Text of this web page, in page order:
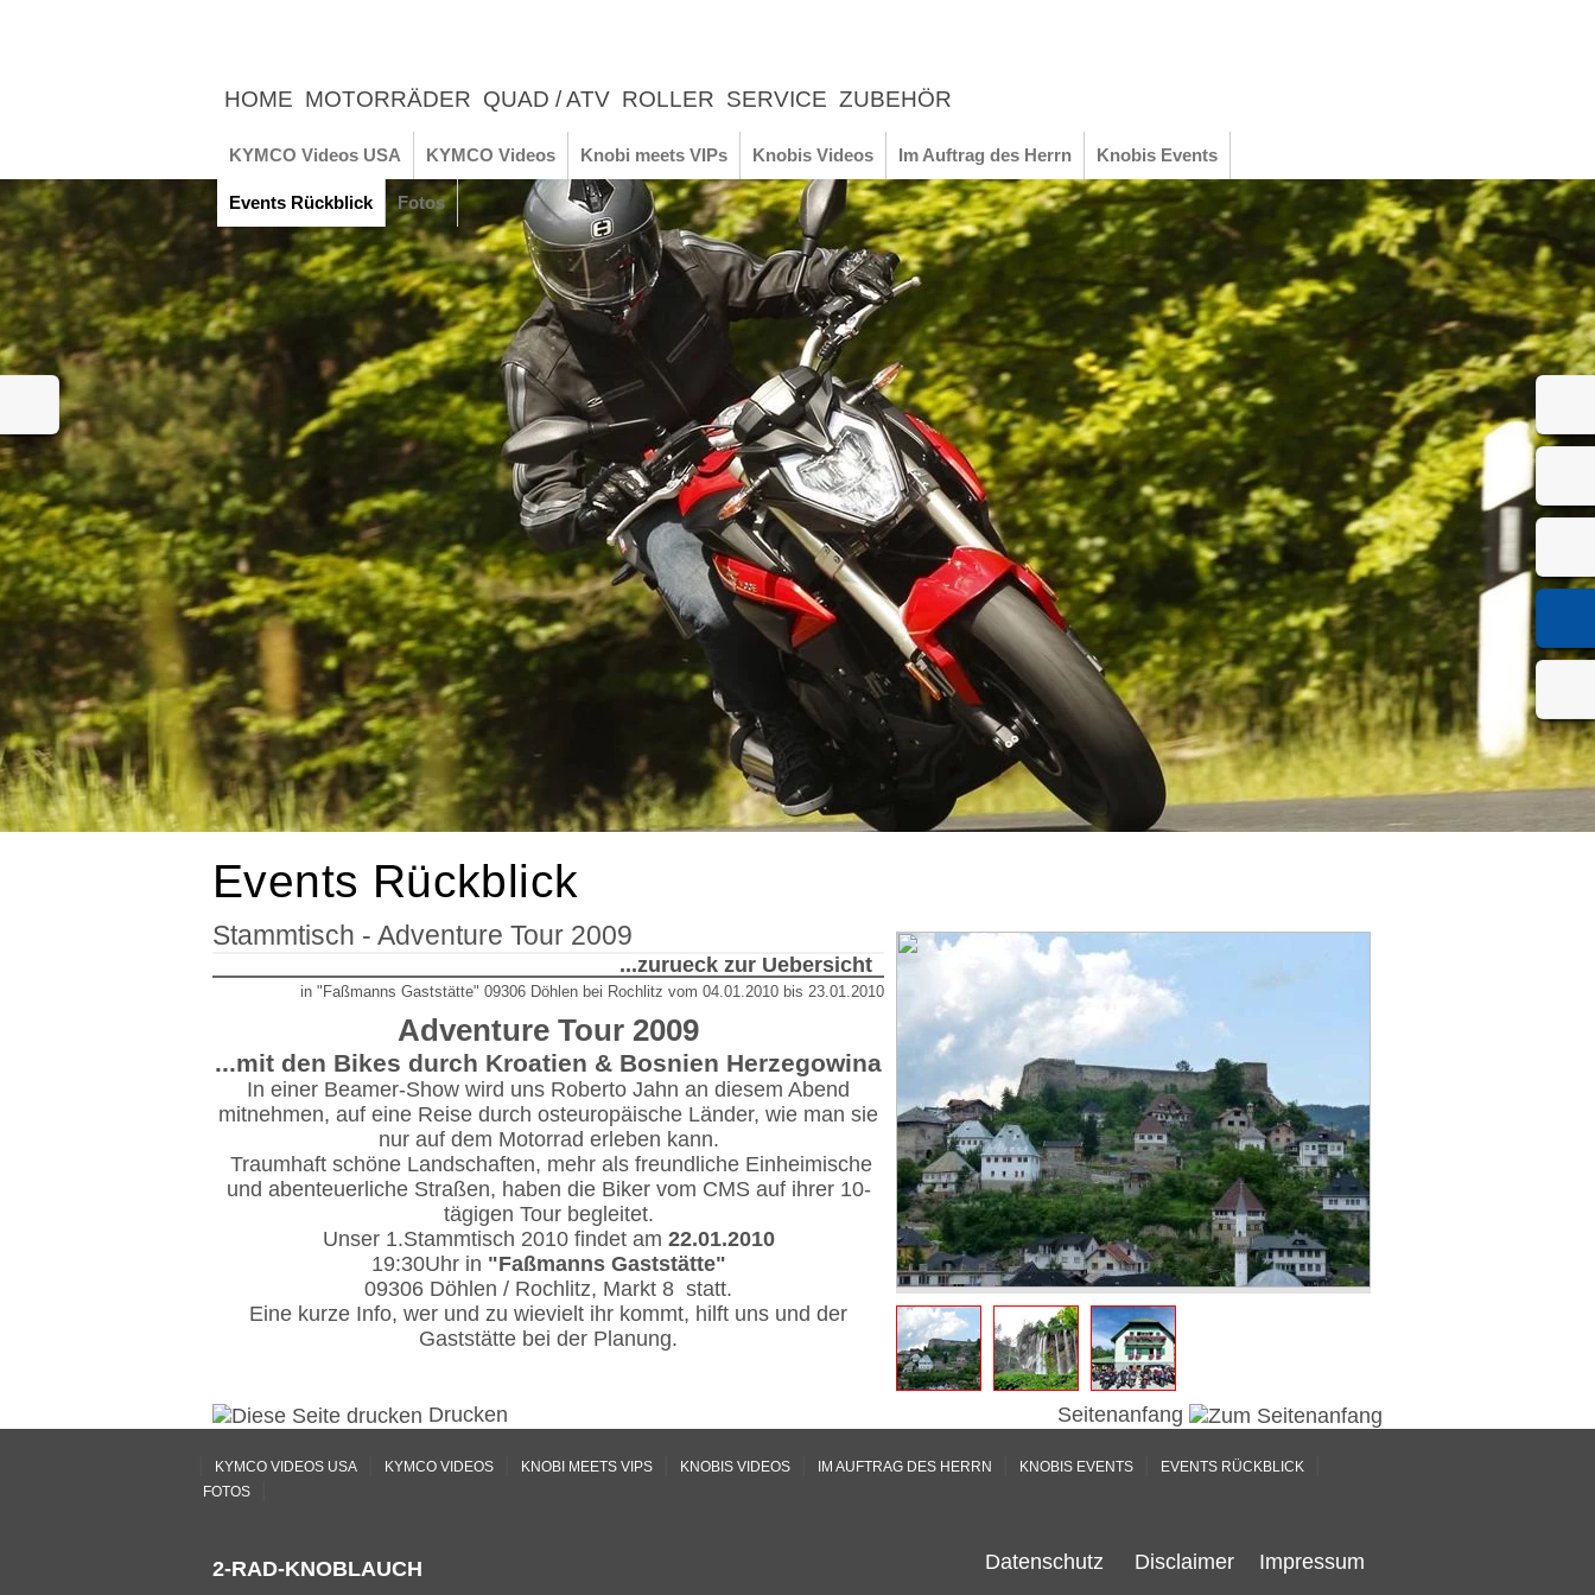
HOME MOTORRÄDER QUAD / ATV ROLLER SERVICE ZUBEHÖR
ERLEBNIS
KYMCO Videos USA KYMCO Videos Knobi meets VIPs Knobis Videos Im Auftrag des Herrn Knobis Events
Events Rückblick Fotos
Events Rückblick
Stammtisch - Adventure Tour 2009
...zurueck zur Uebersicht
in "Faßmanns Gaststätte" 09306 Döhlen bei Rochlitz vom 04.01.2010 bis 23.01.2010
Adventure Tour 2009
...mit den Bikes durch Kroatien & Bosnien Herzegowina
In einer Beamer-Show wird uns Roberto Jahn an diesem Abend
mitnehmen, auf eine Reise durch osteuropäische Länder, wie man sie
nur auf dem Motorrad erleben kann.
Traumhaft schöne Landschaften, mehr als freundliche Einheimische
und abenteuerliche Straßen, haben die Biker vom CMS auf ihrer 10-
tägigen Tour begleitet.
Unser 1.Stammtisch 2010 findet am 22.01.2010
19:30Uhr in "Faßmanns Gaststätte"
09306 Döhlen / Rochlitz, Markt 8 statt.
Eine kurze Info, wer und zu wievielt ihr kommt, hilft uns und der
Gaststätte bei der Planung.
Drucken Seitenanfang
KYMCO VIDEOS USA KYMCO VIDEOS KNOBI MEETS VIPS KNOBIS VIDEOS IM AUFTRAG DES HERRN KNOBIS EVENTS EVENTS RÜCKBLICK
FOTOS
2-RAD-KNOBLAUCH Datenschutz Disclaimer Impressum